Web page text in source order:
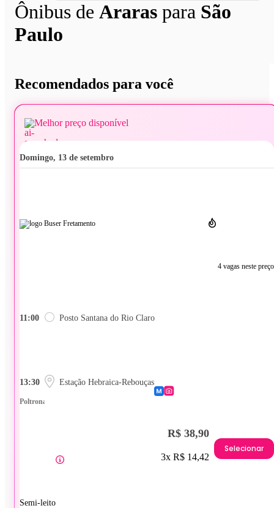
Ônibus de Araras para São
Paulo
Recomendados para você
Melhor preço disponível
domingo, 13 de setembro
4 vagas neste preço
11:00 Posto Santana do Rio Claro
13:30 Estação Hebraica-Rebouças
Poltrona
Semi-leito
R$ 38,90
3x R$ 14,42
Selecionar